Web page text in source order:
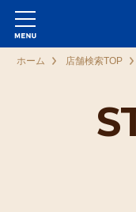
ホーム 店舗検索TOP